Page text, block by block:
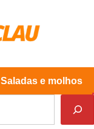
Saladas e molhos